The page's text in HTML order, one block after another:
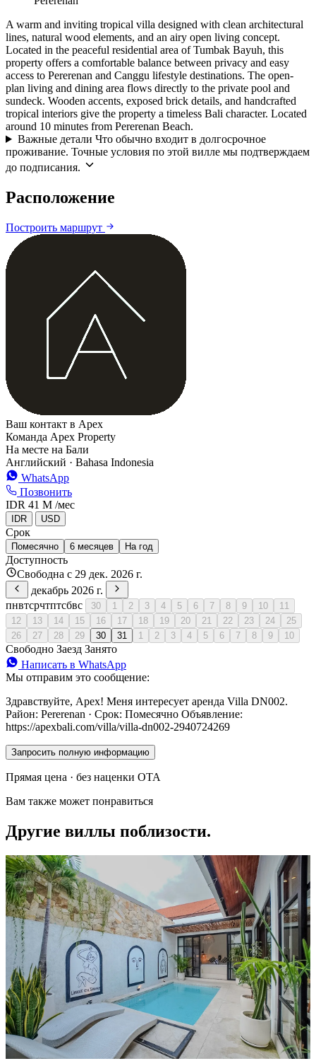
A warm and inviting tropical villa designed with clean architectural
lines, natural wood elements, and an airy open living concept.
Located in the peaceful residential area of Tumbak Bayuh, this
property offers a comfortable balance between privacy and easy
access to Pererenan and Canggu lifestyle destinations. The open-
plan living and dining area flows directly to the private pool and
sundeck. Wooden accents, exposed brick details, and handcrafted
tropical interiors give the property a timeless Bali character. Located
around 10 minutes from Pererenan Beach.
Важные детали Что обычно входит в долгосрочное
проживание. Точные условия по этой вилле мы подтверждаем
до подписания.
Расположение
Построить маршрут
Ваш контакт в Apex
Команда Apex Property
На месте на Бали
Английский · Bahasa Indonesia
WhatsApp
Позвонить
IDR 41 M /мес
IDR USD
Срок
Помесячно 6 месяцев На год
Доступность
Свободна с 29 дек. 2026 г.
декабрь 2026 г.
пнвтсрчтптсбвс 30 1 2 3 4 5 6 7 8 9 10
11
12
13 14 15 16 17 18 19 20 21 22 23 24
25
26
27 28 29 30 31 1 2 3 4 5 6 7 8 9 10
Свободно Заезд Занято
Написать в WhatsApp
Мы отправим это сообщение:
Здравствуйте, Apex! Меня интересует аренда Villa DN002.
Район: Pererenan · Срок: Помесячно Объявление:
https://apexbali.com/villa/villa-dn002-2940724269
Запросить полную информацию
Прямая цена · без наценки OTA
Вам также может понравиться
Другие виллы поблизости.